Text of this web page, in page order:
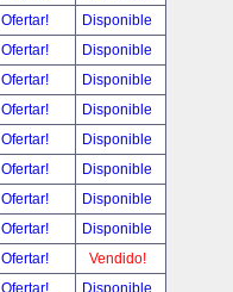
Ofertar!
Disponible
Ofertar!
Disponible
Ofertar!
Disponible
Ofertar!
Disponible
Ofertar!
Disponible
Ofertar!
Disponible
Ofertar!
Disponible
Ofertar!
Disponible
Ofertar!
Vendido!
Ofertar!
Disponible